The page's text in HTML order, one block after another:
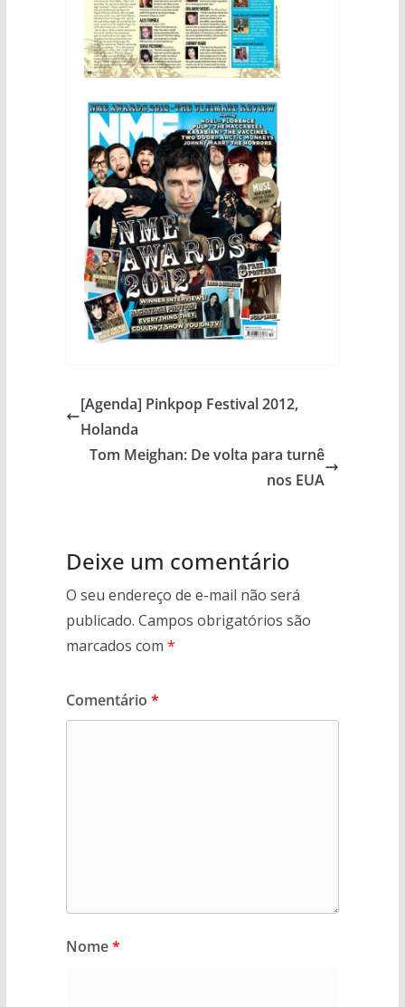
[Agenda] Pinkpop Festival 2012,
Holanda
Tom Meighan: De volta para turnê
nos EUA
Deixe um comentário
O seu endereço de e-mail não será
publicado. Campos obrigatórios são
marcados com *
Comentário *
Nome*